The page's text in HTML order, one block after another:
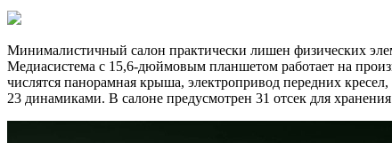
Минималистичный салон практически лишен физических
Медиасистема с 15,6-дюймовым планшетом работает на
числятся панорамная крыша, электропривод передних
23 динамиками. В салоне предусмотрен 31 отсек для